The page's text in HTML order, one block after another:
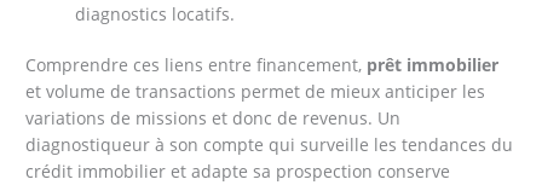
diagnostics locatifs.
Comprendre ces liens entre financement, prêt immobilier
et volume de transactions permet de mieux anticiper les
variations de missions et donc de revenus. Un
diagnostiqueur à son compte qui surveille les tendances du
crédit immobilier et adapte sa prospection conserve